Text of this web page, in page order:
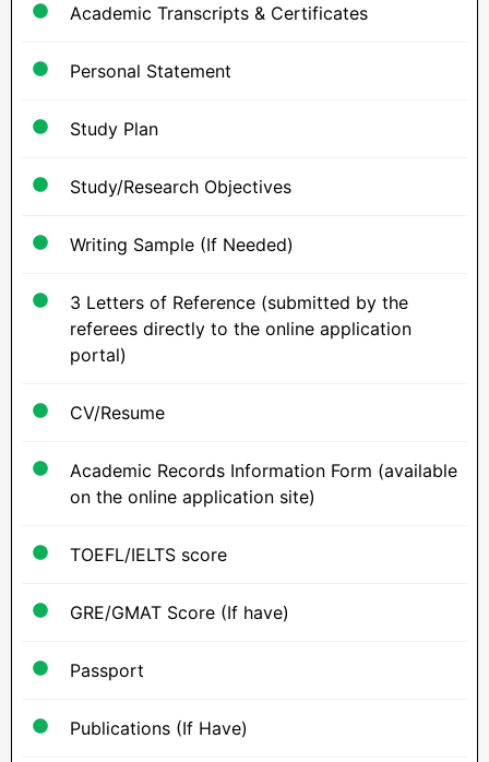
Academic Transcripts & Certificates
Personal Statement
Study Plan
Study/Research Objectives
Writing Sample (If Needed)
3 Letters of Reference (submitted by the
referees directly to the online application
portal)
CV/Resume
Academic Records Information Form (available
on the online application site)
TOEFL/IELTS score
GRE/GMAT Score (If have)
Passport
Publications (If Have)